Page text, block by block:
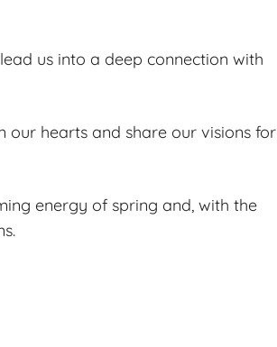
us into a deep connection with
our hearts and share our visions for
energy of spring and, with the